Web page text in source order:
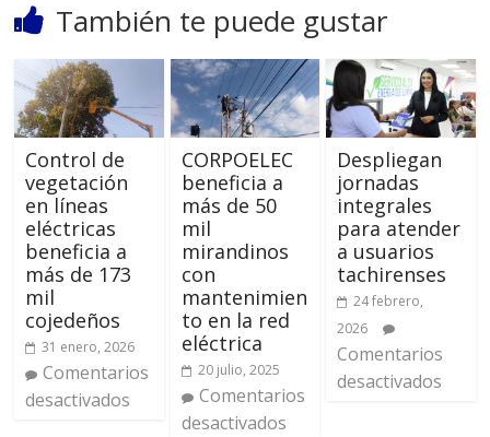
También te puede gustar
Control de
vegetación
en líneas
eléctricas
beneficia a
más de 173
mil
cojedeños
31 enero, 2026
Comentarios
desactivados
CORPOELEC
beneficia a
más de 50
mil
mirandinos
con
mantenimien
to en la red
eléctrica
20 julio, 2025
Comentarios
desactivados
Despliegan
jornadas
integrales
para atender
a usuarios
tachirenses
24 febrero,
2026
Comentarios
desactivados